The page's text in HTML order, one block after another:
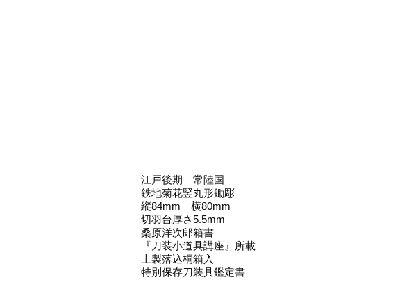
江戸後期 常陸国
鉄地菊花竪丸形鋤彫
縦84mm 横80mm
切羽台厚さ5.5mm
桑原洋次郎箱書
『刀装小道具講座』所載
上製落込桐箱入
特別保存刀装具鑑定書